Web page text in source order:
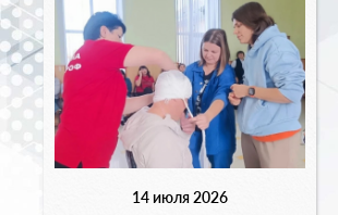
14 июля 2026